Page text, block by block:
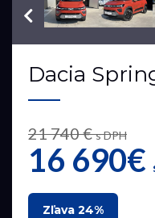
VIN:
Dacia
21 740 €s DPH
16 690€
Zľava 24%